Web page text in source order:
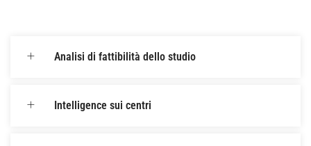
Analisi di fattibilità dello studio
Intelligence sui centri